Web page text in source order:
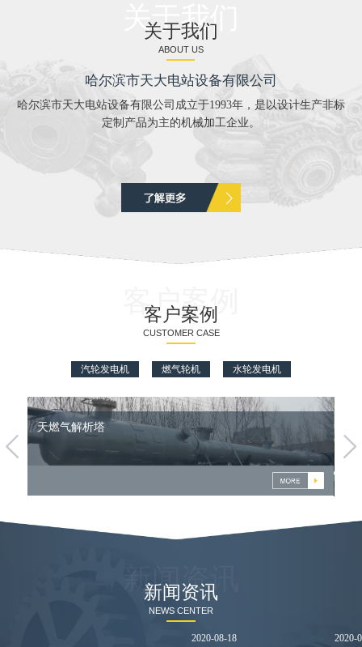
关于我们
关于我们
ABOUT US
哈尔滨市天大电站设备有限公司
哈尔滨市天大电站设备有限公司成立于1993年，是以设计生产非标
定制产品为主的机械加工企业。
客户案例
客户案例
CUSTOMER CASE
汽轮发电机 燃气轮机 水轮发电机
天燃气解析塔
新闻资讯
新闻资讯
NEWS CENTER
2020-08-18 2020-